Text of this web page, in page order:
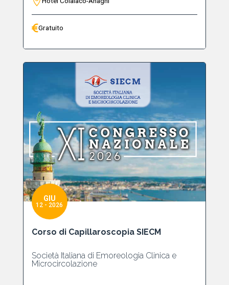
Gratuito
GIU
12 - 2026
Corso di Capillaroscopia SIECM
Società Italiana di Emoreologia Clinica e
Microcircolazione